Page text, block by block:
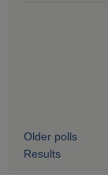
Older polls
Results